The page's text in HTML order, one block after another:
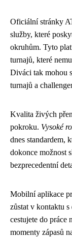
Oficiální stránky
služby, které
okruhům. Tyto
turnajů, které
Diváci tak mohou
turnajů a
Kvalita živých
pokroku. Vysoké
dnes standardem,
dokonce možnost
bezprecedentní
Mobilní aplikace
zůstat v kontaktu
cestujete do práce
momenty zápasů